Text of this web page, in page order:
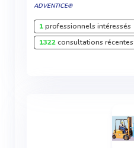
ADVENTICE®
1professionnels intéressés
1322consultations récentes